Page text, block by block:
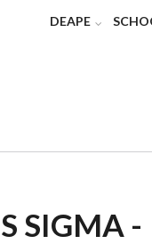
DEAPE
SIGMA -